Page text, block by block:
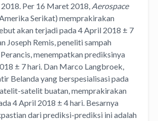
Per 16 Maret 2018, Aerospace
Serikat) memprakirakan
akan terjadi pada 4 April 2018 ± 7
Joseph Remis, peneliti sampah
menempatkan prediksinya
± 7 hari. Dan Marco Langbroek,
Belanda yang berspesialisasi pada
satelit buatan, memprakirakan
4 April 2018 ± 4 hari. Besarnya
dari prediksi-prediksi ini adalah